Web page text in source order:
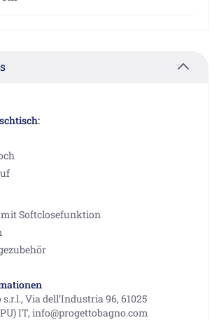
Softclosefunktion
Via dell’Industria 96, 61025
IT, info@progettobagno.com